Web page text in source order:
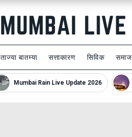
ताज्या बातम्या सत्ताकारण सिविक समाज
Mumbai Rain Live Update 2026